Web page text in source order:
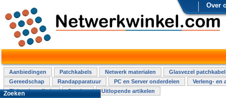
Over
Aanbiedingen Patchkabels Netwerk materialen
Glasvezel
Gereedschap
Randapparatuur PC en Server onderdelen
Verleng- en
Elektra installatie
Overige Uitlopende artikelen
Zoeken